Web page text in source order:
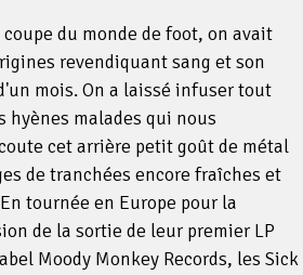
du monde de foot, on avait
revendiquant sang et son
mois. On a laissé infuser tout
hyènes malades qui nous
cet arrière petit goût de métal
de tranchées encore fraîches et
tournée en Europe pour la
de la sortie de leur premier LP
Moody Monkey Records, les Sick